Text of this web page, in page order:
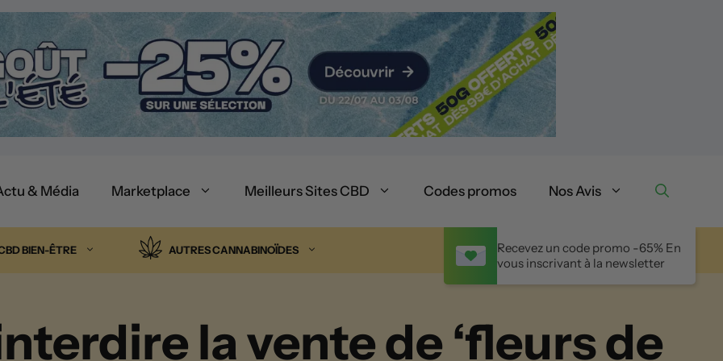
& Média Marketplace Meilleurs Sites CBD Codes promos Nos Avis
Recevez un code promo -65% En
vous inscrivant à la newsletter
BIEN-ÊTRE AUTRES CANNABINOÏDES
la vente de ‘fleurs de